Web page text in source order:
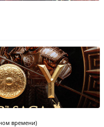
времени)